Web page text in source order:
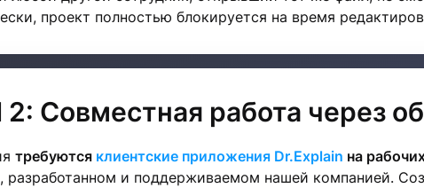
проект полностью блокируется на время
Совместная работа через
требуются клиентские приложения Dr.Explain на
, разработанном и поддерживаемом нашей компанией.